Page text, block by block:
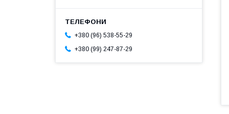
+380 (96) 538-55-29
+380 (99) 247-87-29